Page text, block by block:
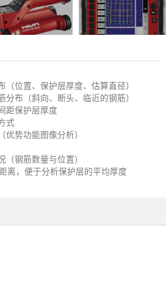
（位置、保护层厚度、估算直径）
分布（斜向、断头、临近的钢筋）
距保护层厚度
式
优势功能图像分析）
（钢筋数量与位置）
离，便于分析保护层的平均厚度